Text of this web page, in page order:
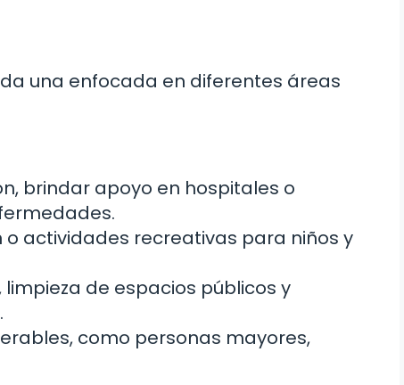
una enfocada en diferentes áreas
brindar apoyo en hospitales o
actividades recreativas para niños y
de espacios públicos y
como personas mayores,